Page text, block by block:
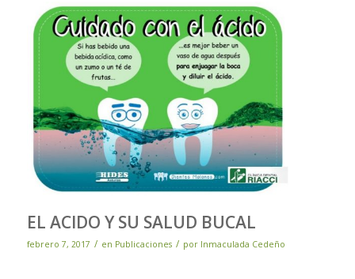
EL ACIDO Y SU SALUD BUCAL
febrero 7, 2017 / en Publicaciones / por Inmaculada Cedeño